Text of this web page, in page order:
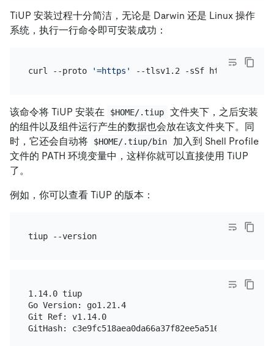
TiUP 安装过程十分简洁，无论是 Darwin 还是 Linux 操作
系统，执行一行命令即可安装成功：
curl --proto '=https'
该命令将 TiUP 安装在 $HOME/.tiup
文件夹下，之后安装
的组件以及组件运行产生的数据也会放在该文件夹下。同
时，它还会自动将
$HOME/.tiup/bin
加入到 Shell Profile
文件的 PATH 环境变量中，这样你就可以直接使用 TiUP
了。
例如，你可以查看 TiUP 的版本：
tiup --version
1.14.0 tiup
Go Version: go1.21.4
Git Ref: v1.14.0